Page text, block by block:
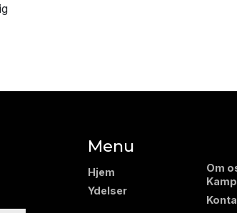
Menu
Hjem
Ydelser
Om